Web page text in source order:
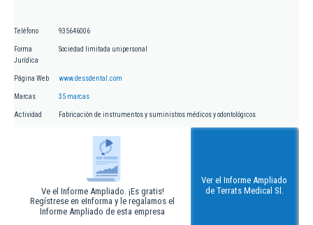
Teléfono 935646006
Forma
Jurídica
Sociedad limitada unipersonal
Página Web www.dessdental.com
Marcas 35 marcas
Actividad Fabricación de instrumentos y suministros médicos y odontológicos
Ve el Informe Ampliado. ¡Es gratis!
Regístrese en eInforma y le regalamos el
Informe Ampliado de esta empresa
Ver el Informe Ampliado
de Terrats Medical Sl.